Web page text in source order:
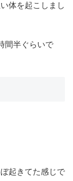
体を起こしまし
間半ぐらいで
起きてた感じで